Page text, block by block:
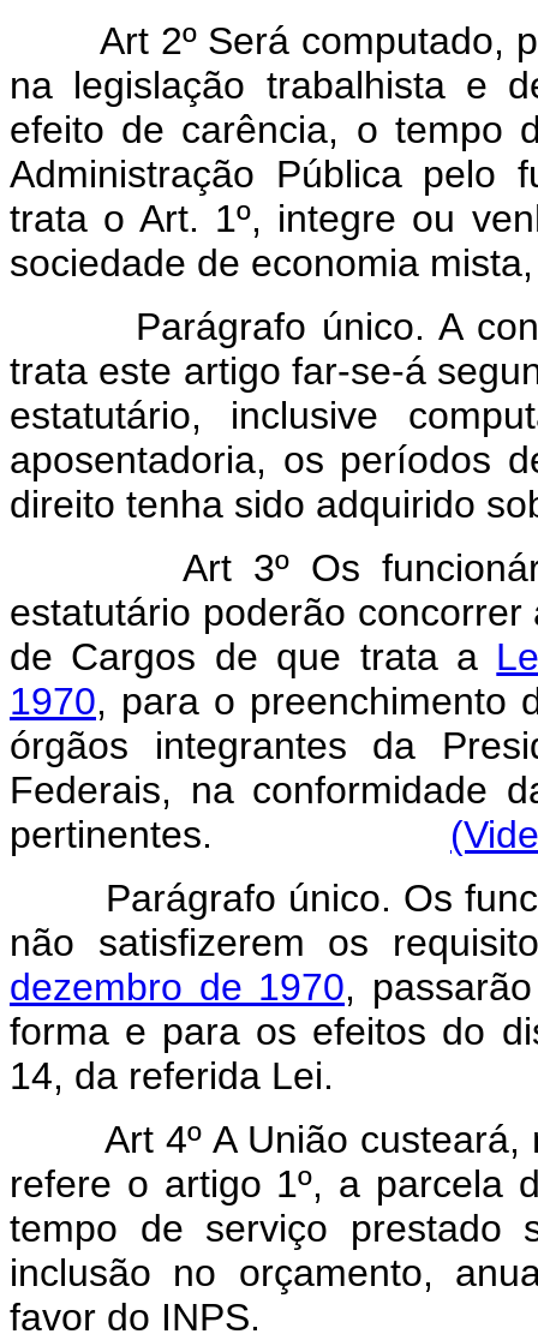
Art 2º Será computado,
na legislação trabalhista e
efeito de carência, o tempo
Administração Pública pelo
trata o Art. 1º, integre ou
sociedade de economia
Parágrafo único. A
trata este artigo far-se-á
estatutário, inclusive
aposentadoria, os períodos
direito tenha sido adquirido
Art 3º Os
estatutário poderão
de Cargos de que trata a
1970, para o preenchimento
órgãos integrantes da
Federais, na conformidade
pertinentes.
Parágrafo único. Os
não satisfizerem os
dezembro de 1970,
forma e para os efeitos do
14, da referida Lei.
Art 4º A União
refere o artigo 1º, a parcela
tempo de serviço prestado
inclusão no orçamento,
favor do INPS.